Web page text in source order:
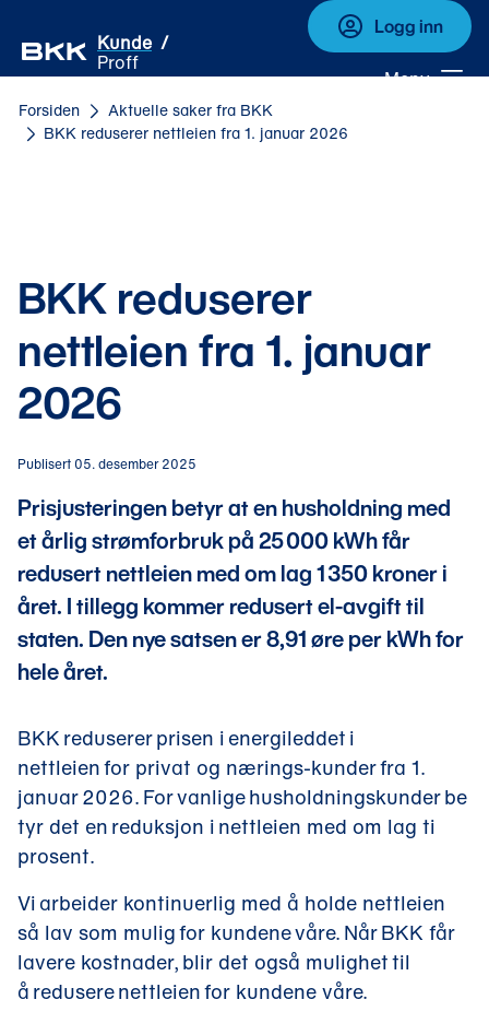
Kunde
Proff
Logg inn
Meny
Forsiden
Aktuelle saker fra BKK
BKK reduserer nettleien fra 1. januar 2026
BKK reduserer
nettleien fra 1. januar
2026
Publisert 05. desember 2025
Prisjusteringen betyr at en husholdning med
et årlig strømforbruk på 25 000 kWh får
redusert nettleien med om lag 1 350 kroner i
året. I tillegg kommer redusert el-avgift til
staten. Den nye satsen er 8,91 øre per kWh for
hele året.
BKK reduserer prisen i energileddet i
nettleien for privat og nærings-kunder fra 1.
januar 2026. For vanlige husholdningskunder be
tyr det en reduksjon i nettleien med om lag ti
prosent.
Vi arbeider kontinuerlig med å holde nettleien
så lav som mulig for kundene våre. Når BKK får
lavere kostnader, blir det også mulighet til
å redusere nettleien for kundene våre.